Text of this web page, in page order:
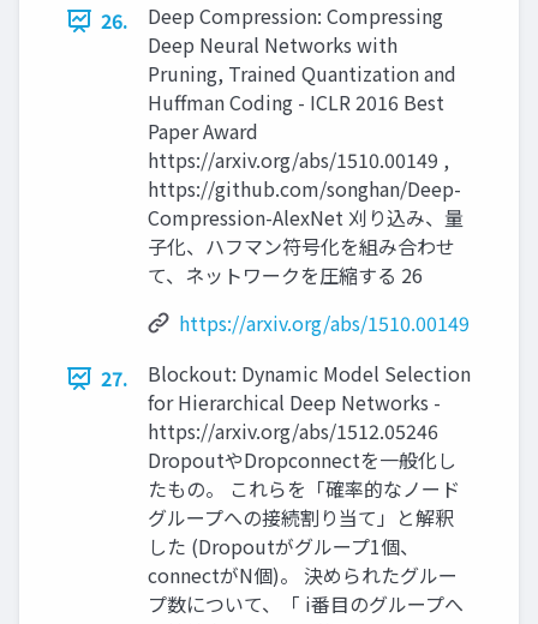
26.
Deep Compression: Compressing
Deep Neural Networks with
Pruning, Trained Quantization and
Huffman Coding - ICLR 2016 Best
Paper Award
https://arxiv.org/abs/1510.00149 ,
https://github.com/songhan/Deep-
Compression-AlexNet 刈り込み、量
子化、ハフマン符号化を組み合わせ
て、ネットワークを圧縮する 26
https://arxiv.org/abs/1510.00149
27.
Blockout: Dynamic Model Selection
for Hierarchical Deep Networks -
https://arxiv.org/abs/1512.05246
DropoutやDropconnectを一般化し
たもの。 これらを「確率的なノード
グループへの接続割り当て」と解釈
した (Dropoutがグループ1個、
connectがN個)。 決められたグルー
プ数について、「 i番目のグループへ